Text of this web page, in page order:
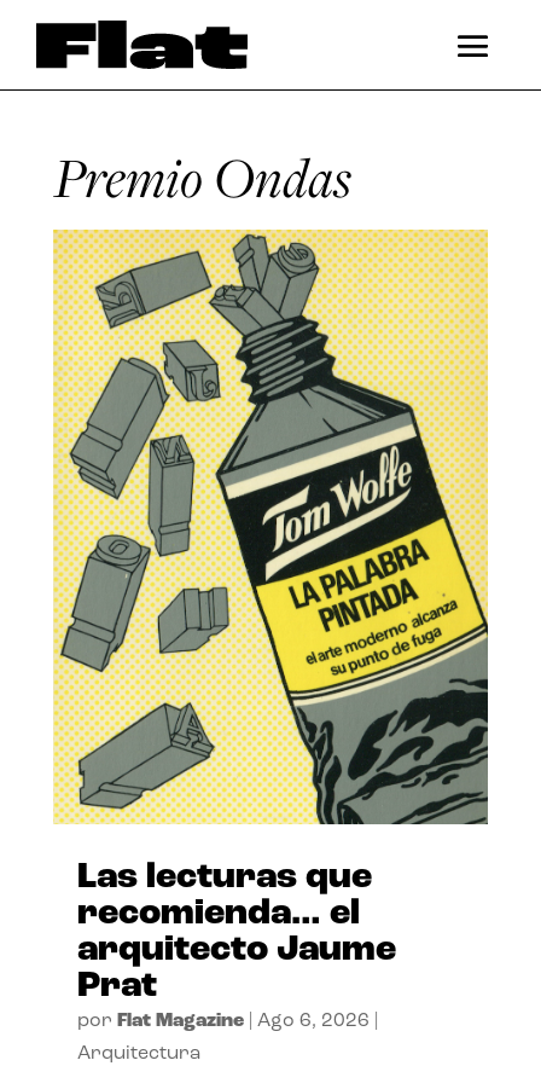
Premio Ondas
Las lecturas que
recomienda… el
arquitecto Jaume
Prat
por Flat Magazine| Ago 6, 2026
Arquitectura